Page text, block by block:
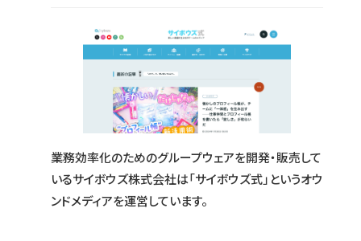
業務効率化のためのグループウェアを開発・販売して
いるサイボウズ株式会社は「サイボウズ式」というオウ
ンドメディアを運営しています。